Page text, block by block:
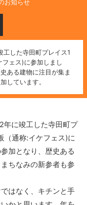
お知らせ
した寺田町プレイス1
ェス)に参加しまし
ある建物に注目が集ま
しています。
に竣工した寺田町プ
（通称:イケフェス)に
加となり、歴史ある
ちなみの新参者も参
はなく、キチンと手